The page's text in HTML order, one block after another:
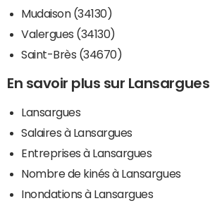
Mudaison (34130)
Valergues (34130)
Saint-Brès (34670)
En savoir plus sur Lansargues
Lansargues
Salaires à Lansargues
Entreprises à Lansargues
Nombre de kinés à Lansargues
Inondations à Lansargues